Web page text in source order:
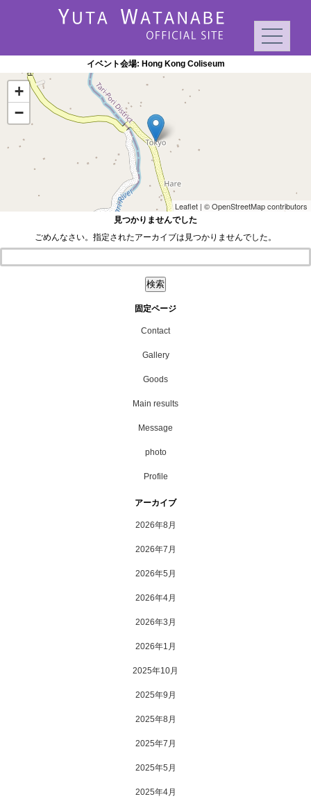
イベント会場: Hong Kong Coliseum
+
−
Leaflet | ©OpenStreetMapcontributors
見つかりませんでした
ごめんなさい。指定されたアーカイブは見つかりませんでした。
固定ページ
Contact
Gallery
Goods
Main results
Message
photo
Profile
アーカイブ
2026年8月
2026年7月
2026年5月
2026年4月
2026年3月
2026年1月
2025年10月
2025年9月
2025年8月
2025年7月
2025年5月
2025年4月